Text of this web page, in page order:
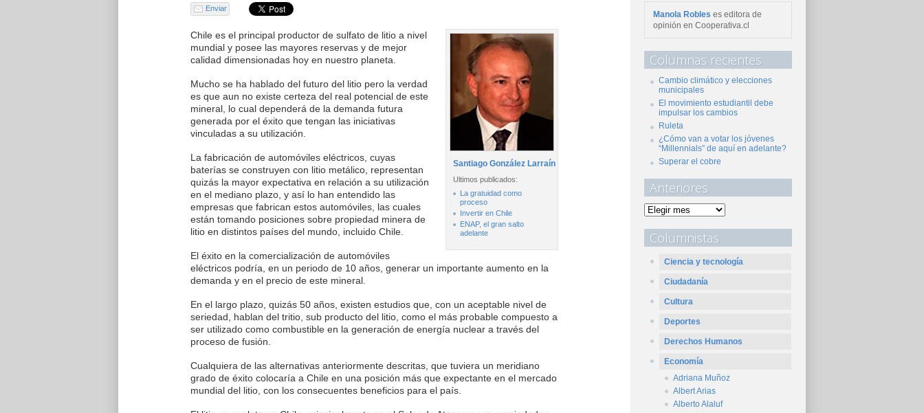
Enviar
Santiago González Larraín
Ultimos publicados:
La gratuidad como
proceso
Invertir en Chile
ENAP, el gran salto
adelante
Chile es el principal productor de sulfato de litio a nivel
mundial y posee las mayores reservas y de mejor
calidad dimensionadas hoy en nuestro planeta.
Mucho se ha hablado del futuro del litio pero la verdad
es que aun no existe certeza del real potencial de este
mineral, lo cual dependerá de la demanda futura
generada por el éxito que tengan las iniciativas
vinculadas a su utilización.
La fabricación de automóviles eléctricos, cuyas
baterías se construyen con litio metálico, representan
quizás la mayor expectativa en relación a su utilización
en el mediano plazo, y así lo han entendido las
empresas que fabrican estos automóviles, las cuales
están tomando posiciones sobre propiedad minera de
litio en distintos países del mundo, incluido Chile.
El éxito en la comercialización de automóviles
eléctricos podría, en un periodo de 10 años, generar un importante aumento en la
demanda y en el precio de este mineral.
En el largo plazo, quizás 50 años, existen estudios que, con un aceptable nivel de
seriedad, hablan del tritio, sub producto del litio, como el más probable compuesto a
ser utilizado como combustible en la generación de energía nuclear a través del
proceso de fusión.
Cualquiera de las alternativas anteriormente descritas, que tuviera un meridiano
grado de éxito colocaría a Chile en una posición más que expectante en el mercado
mundial del litio, con los consecuentes beneficios para el país.
Manola Robles es editora de
opinión en Cooperativa.cl
Columnas recientes
Cambio climático y elecciones
municipales
El movimiento estudiantil debe
impulsar los cambios
Ruleta
¿Cómo van a votar los jóvenes
“Millennials” de aquí en adelante?
Superar el cobre
Anteriores
Columnistas
Ciencia y tecnología
Ciudadanía
Cultura
Deportes
Derechos Humanos
Economía
Adriana Muñoz
Albert Arias
Alberto Alaluf